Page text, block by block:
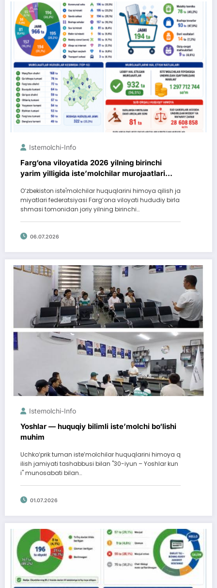
Istemolchi-Info
Farg‘ona viloyatida 2026 yilning birinchi
yarim yilligida iste’molchilar murojaatlari
O‘zbekiston iste'molchilar huquqlarini himoya qilish ja
miyatlari federatsiyasi Farg‘ona viloyati hududiy birla
shmasi tomonidan joriy yilning birinchi…
06.07.2026
Istemolchi-Info
Yoshlar — huquqiy bilimli iste’molchi bo‘lishi
muhim
Uchko‘prik tuman iste’molchilar huquqlarini himoya q
ilish jamiyati tashabbusi bilan "30-iyun – Yoshlar kun
i" munosabati bilan…
01.07.2026